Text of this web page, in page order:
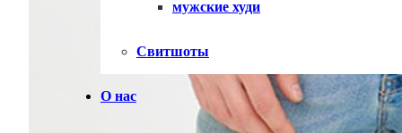
мужские худи
Свитшоты
О нас